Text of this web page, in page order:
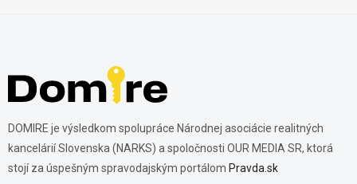
DOMIRE je výsledkom spolupráce Národnej asociácie realitných
kancelárií Slovenska (NARKS) a spoločnosti OUR MEDIA SR, ktorá
stojí za úspešným spravodajským portálom Pravda.sk